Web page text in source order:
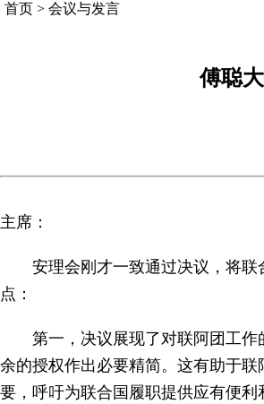
首页 > 会议与发言
傅聪
主席：
安理会刚才一致通过决议，将
点：
第一，决议展现了对联阿团工
余的授权作出必要精简。这有助于
要，呼吁为联合国履职提供应有便